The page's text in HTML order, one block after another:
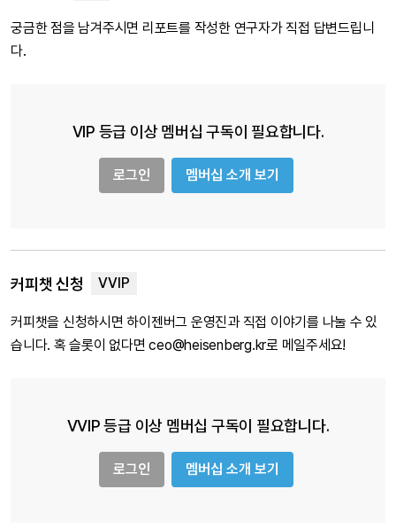
궁금한 점을 남겨주시면 리포트를 작성한 연구자가 직접 답변드립니
다.
VIP 등급 이상 멤버십 구독이 필요합니다.
로그인 멤버십 소개 보기
커피챗 신청
커피챗을 신청하시면 하이젠버그 운영진과 직접 이야기를 나눌 수 있
습니다. 혹 슬롯이 없다면 ceo@heisenberg.kr로 메일주세요!
VVIP 등급 이상 멤버십 구독이 필요합니다.
로그인 멤버십 소개 보기